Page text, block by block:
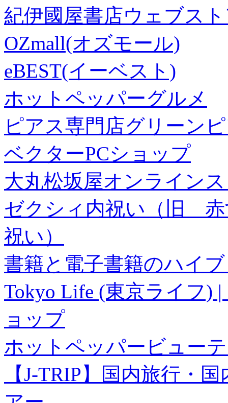
紀伊國屋書店ウェブス
OZmall(オズモール)
eBEST(イーベスト)
ホットペッパーグルメ
ピアス専門店グリーン
ベクターPCショップ
大丸松坂屋オンライン
ゼクシィ内祝い（旧 赤
祝い）
書籍と電子書籍のハイ
Tokyo Life (東京ライフ)
ョップ
ホットペッパービュー
【J-TRIP】国内旅行・